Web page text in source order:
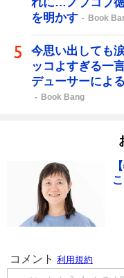
れに…ノブコブ
を明かす
Book
今思い出しても
ッコよすぎる一
デューサーによ
Book Bang